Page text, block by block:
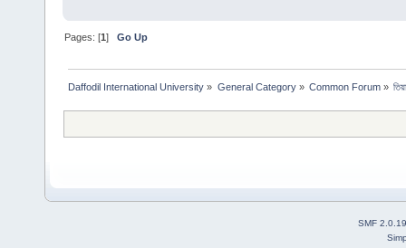
Pages: [1]Go Up
Daffodil International University » General Category» Common Forum»
SMF 2.0.19